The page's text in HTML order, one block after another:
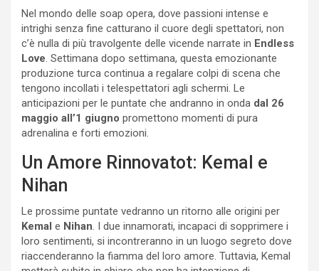
Nel mondo delle soap opera, dove passioni intense e
intrighi senza fine catturano il cuore degli spettatori, non
c’è nulla di più travolgente delle vicende narrate in Endless
Love. Settimana dopo settimana, questa emozionante
produzione turca continua a regalare colpi di scena che
tengono incollati i telespettatori agli schermi. Le
anticipazioni per le puntate che andranno in onda dal 26
maggio all’1 giugno promettono momenti di pura
adrenalina e forti emozioni.
Un Amore Rinnovatot: Kemal e
Nihan
Le prossime puntate vedranno un ritorno alle origini per
Kemal e Nihan. I due innamorati, incapaci di sopprimere i
loro sentimenti, si incontreranno in un luogo segreto dove
riaccenderanno la fiamma del loro amore. Tuttavia, Kemal